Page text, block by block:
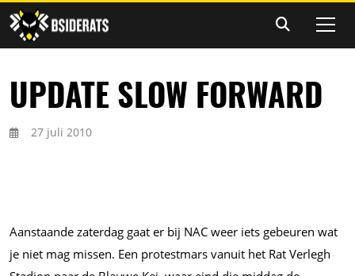
UPDATE SLOW FORWARD
27 juli 2010
Aanstaande zaterdag gaat er bij NAC weer iets gebeuren wat
je niet mag missen. Een protestmars vanuit het Rat Verlegh